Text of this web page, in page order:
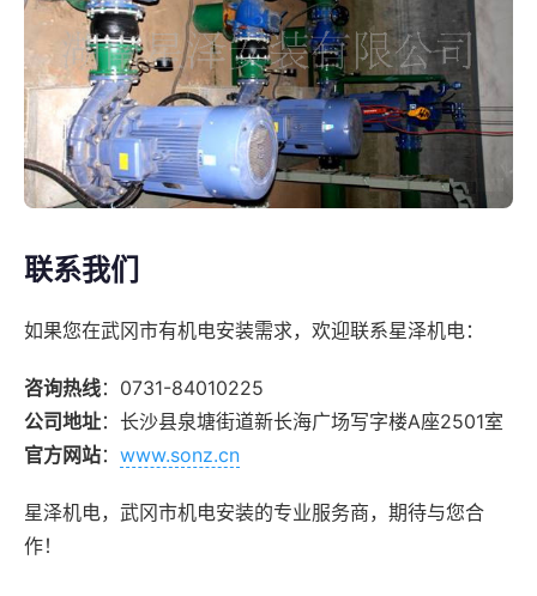
联系我们
如果您在武冈市有机电安装需求，欢迎联系星泽机电：
咨询热线：0731-84010225
公司地址：长沙县泉塘街道新长海广场写字楼A座2501室
官方网站： www.sonz.cn
星泽机电，武冈市机电安装的专业服务商，期待与您合
作！